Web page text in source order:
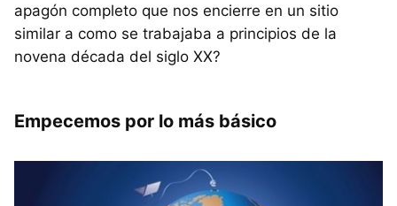
apagón completo que nos encierre en un sitio
similar a como se trabajaba a principios de la
novena década del siglo XX?
Empecemos por lo más básico